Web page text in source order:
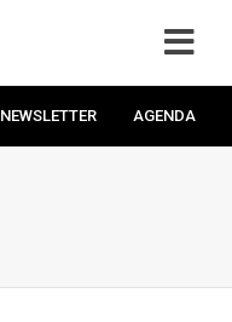
NEWSLETTER AGENDA